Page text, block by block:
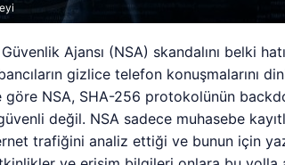
Ajansı (NSA) skandalını belki
gizlice telefon konuşmalarını
göre NSA, SHA-256 protokolünün
değil. NSA sadece muhasebe
trafiğini analiz ettiği ve bunun için